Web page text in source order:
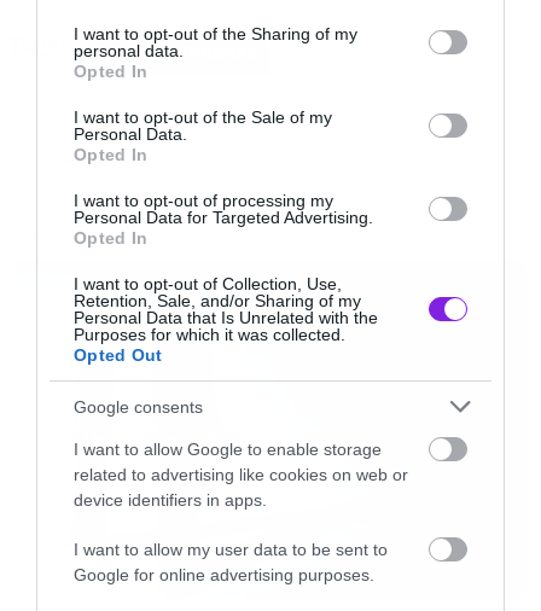
not limited to your visit or usage behaviour. You may click to
grant or deny consent to Google and its third-party tags to
use your data for below specified purposes in below Google
consent section.
I want to opt-out of the Sharing of my
personal data.
Opted In
I want to opt-out of the Sale of my
Personal Data.
Opted In
I want to opt-out of processing my
Personal Data for Targeted Advertising.
Opted In
I want to opt-out of Collection, Use,
Retention, Sale, and/or Sharing of my
Personal Data that Is Unrelated with the
Purposes for which it was collected.
Opted Out
Google consents
I want to allow Google to enable storage
related to advertising like cookies on web or
device identifiers in apps.
I want to allow my user data to be sent to
Google for online advertising purposes.
Αυτή ήταν μία από τις πολλές υποσχέσεις προς
τον εαυτό μου που δεν τήρησα. Τελείωσα το
πρώτο βιβλίο, τελείωσα το δεύτερο και χωρίς
να το σκεφτώ καν τα τελείωσα όλα μέσα σε ένα
διάστημα πέντε μηνών. Μην το θεωρήσετε
μεγάλο διάστημα γιατί μιλάμε για αριθμό
άλλη φτάνουν μέχρι το ταβάνι (σε σπίτι
χόμπιτ).
Έχοντας διαβάσει λοιπόν το τρίτο βιβλίο στο
οποίο θα βασιστεί ο τρίτος κύκλος της σειράς
(αλλά και ο τέταρτος) έχω να σας πως ένα
πράγμα. Κουράγιο, θα σας χρειαστεί.
Ξέρετε όλες αυτές τις ιστορίες φαντασίας που
GAME OF THRONES
GAME OF THRONES